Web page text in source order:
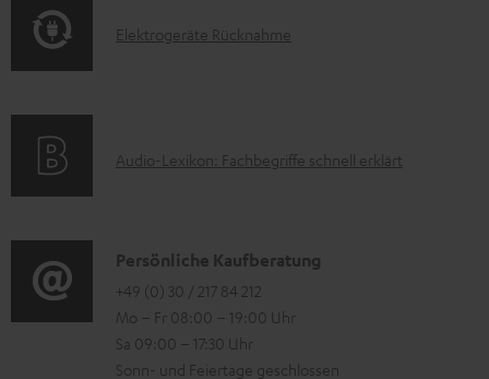
n
A
r
i
e
n
z
u
E
t
g
e
r
ä
Elektrogeräte Rücknahme
A
i
o
-
L
Audio-Lexikon: Fachbegriffe schnell erklärt
K
o
n
t
Persönliche Kaufberatung
+49 (0) 30 / 217 84 212
Mo – Fr 08:00 – 19:00 Uhr
Sa 09:00 – 17:30 Uhr
Sonn- und Feiertage geschlossen